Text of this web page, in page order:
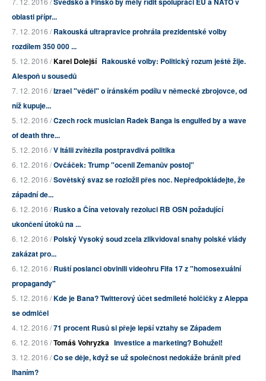
oblasti přípr...
7. 12. 2016 /Rakouská ultrapravice prohrála prezidentské volby
rozdílem 350 000 ...
5. 12. 2016 /Karel Dolejší Rakouské volby: Politický rozum ještě žije.
Alespoň u sousedů
7. 12. 2016 /Izrael "věděl" o íránském podílu v německé zbrojovce, od
níž kupuje...
5. 12. 2016 /Czech rock musician Radek Banga is engulfed by a wave
of death thre...
5. 12. 2016 /V Itálii zvítězila postpravdivá politika
6. 12. 2016 /Ovčáček: Trump "ocenil Zemanův postoj"
6. 12. 2016 /Sovětský svaz se rozložil přes noc. Nepředpokládejte, že
západní de...
6. 12. 2016 /Rusko a Čína vetovaly rezoluci RB OSN požadující
ukončení útoků na ...
6. 12. 2016 /Polský Vysoký soud zcela zlikvidoval snahy polské vlády
zakázat pro...
6. 12. 2016 /Ruští poslanci obvinili videohru Fifa 17 z "homosexuální
propagandy"
5. 12. 2016 /Kde je Bana? Twitterový účet sedmileté holčičky z Aleppa
se odmlčel
4. 12. 2016 /71 procent Rusů si přeje lepší vztahy se Západem
6. 12. 2016 /Tomáš Vohryzka Investice a marketing? Bohužel!
3. 12. 2016 /Co se děje, když se už společnost nedokáže bránit před
lhaním?